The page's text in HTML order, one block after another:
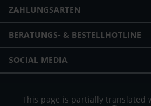
ZAHLUNGSARTEN
BERATUNGS- & BESTELLHOTLINE
SOCIAL MEDIA
This page is partially translated